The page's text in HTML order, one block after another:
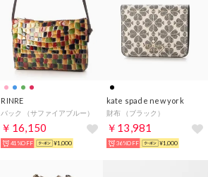
RINRE
バック （サファイアブルー）
￥16,150
41%OFF ¥1,000
kate spade new york
財布 （ブラック）
￥13,981
36%OFF ¥1,000